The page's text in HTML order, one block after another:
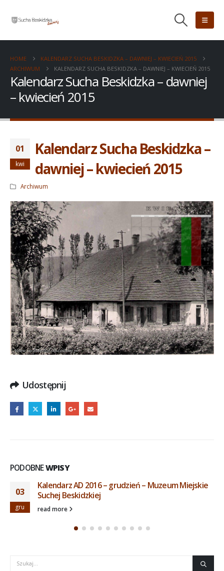
HOME
KALENDARZ SUCHA BESKIDZKA – DAWNIEJ – KWIECIEŃ 2015
ARCHIWUM
KALENDARZ SUCHA BESKIDZKA – DAWNIEJ – KWIECIEŃ 2015
Kalendarz Sucha Beskidzka – dawniej
– kwiecień 2015
01
kwi
Kalendarz Sucha Beskidzka –
dawniej – kwiecień 2015
Archiwum
Udostępnij
PODOBNEWPISY
03
gru
Kalendarz AD 2016 – grudzień – Muzeum Miejskie
Suchej Beskidzkiej
read more